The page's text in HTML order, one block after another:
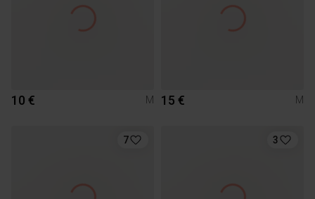
10 € M 15 € M
7 3